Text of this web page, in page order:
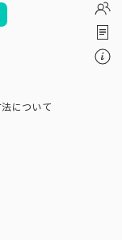
について